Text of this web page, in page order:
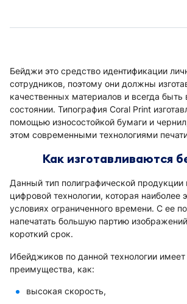
Бейджи это средство идентификации
сотрудников, поэтому они должны
качественных материалов и всегда
состоянии. Типография Coral Print
помощью износостойкой бумаги и
этом современными технологиями
Как изготавливаются
Данный тип полиграфической продукции
цифровой технологии, которая наиболее
условиях ограниченного времени. С ее
напечатать большую партию
короткий срок.
Ибейджиков по данной технологии имеет
преимущества, как:
высокая скорость,